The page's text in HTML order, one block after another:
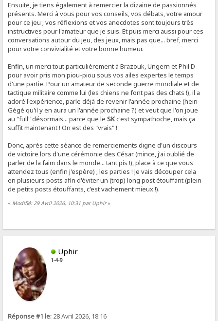
Ensuite, je tiens également à remercier la dizaine de passionnés
présents. Merci à vous pour vos conseils, vos débats, votre amour
pour ce jeu ; vos réflexions et vos anecdotes sont toujours très
instructives pour l'amateur que je suis. Et puis merci aussi pour ces
conversations autour du jeu, des jeux, mais pas que... bref, merci
pour votre convivialité et votre bonne humeur.
Enfin, un merci tout particulièrement à Brazouk, Ungern et Phil D
pour avoir pris mon piou-piou sous vos ailes expertes le temps
d'une partie. Pour un amateur de seconde guerre mondiale et de
tactique militaire comme lui (les chiens ne font pas des chats !), il a
adoré l'expérience, parle déjà de revenir l'année prochaine (hein
Gégé qu'il y en aura un l'année prochaine ?) et veut que l'on joue
au "full" désormais... parce que leSKc'est sympathoche, mais ça
suffit maintenant ! On est des "vrais" !
Donc, après cette séance de remerciements digne d'un discours
de victoire lors d'une cérémonie des César (mince, j'ai oublié de
parler de la faim dans le monde... tant pis !), place à ce que vous
attendez tous (enfin j'espère) ; les parties ! Je vais découper cela
en plusieurs posts afin d'éviter un (trop) long post étouffant (plein
de petits posts étouffants, c'est vachement mieux !).
« Modifié: 29 Avril 2026, 10:31 par Uphir»
Uphir
1-4-9
Réponse #1 le: 28 Avril 2026, 18:16